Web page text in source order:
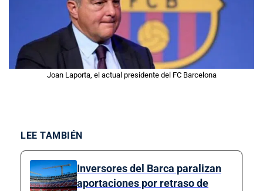
Joan Laporta, el actual presidente del FC Barcelona
LEE TAMBIÉN
Inversores del Barca paralizan
aportaciones por retraso de